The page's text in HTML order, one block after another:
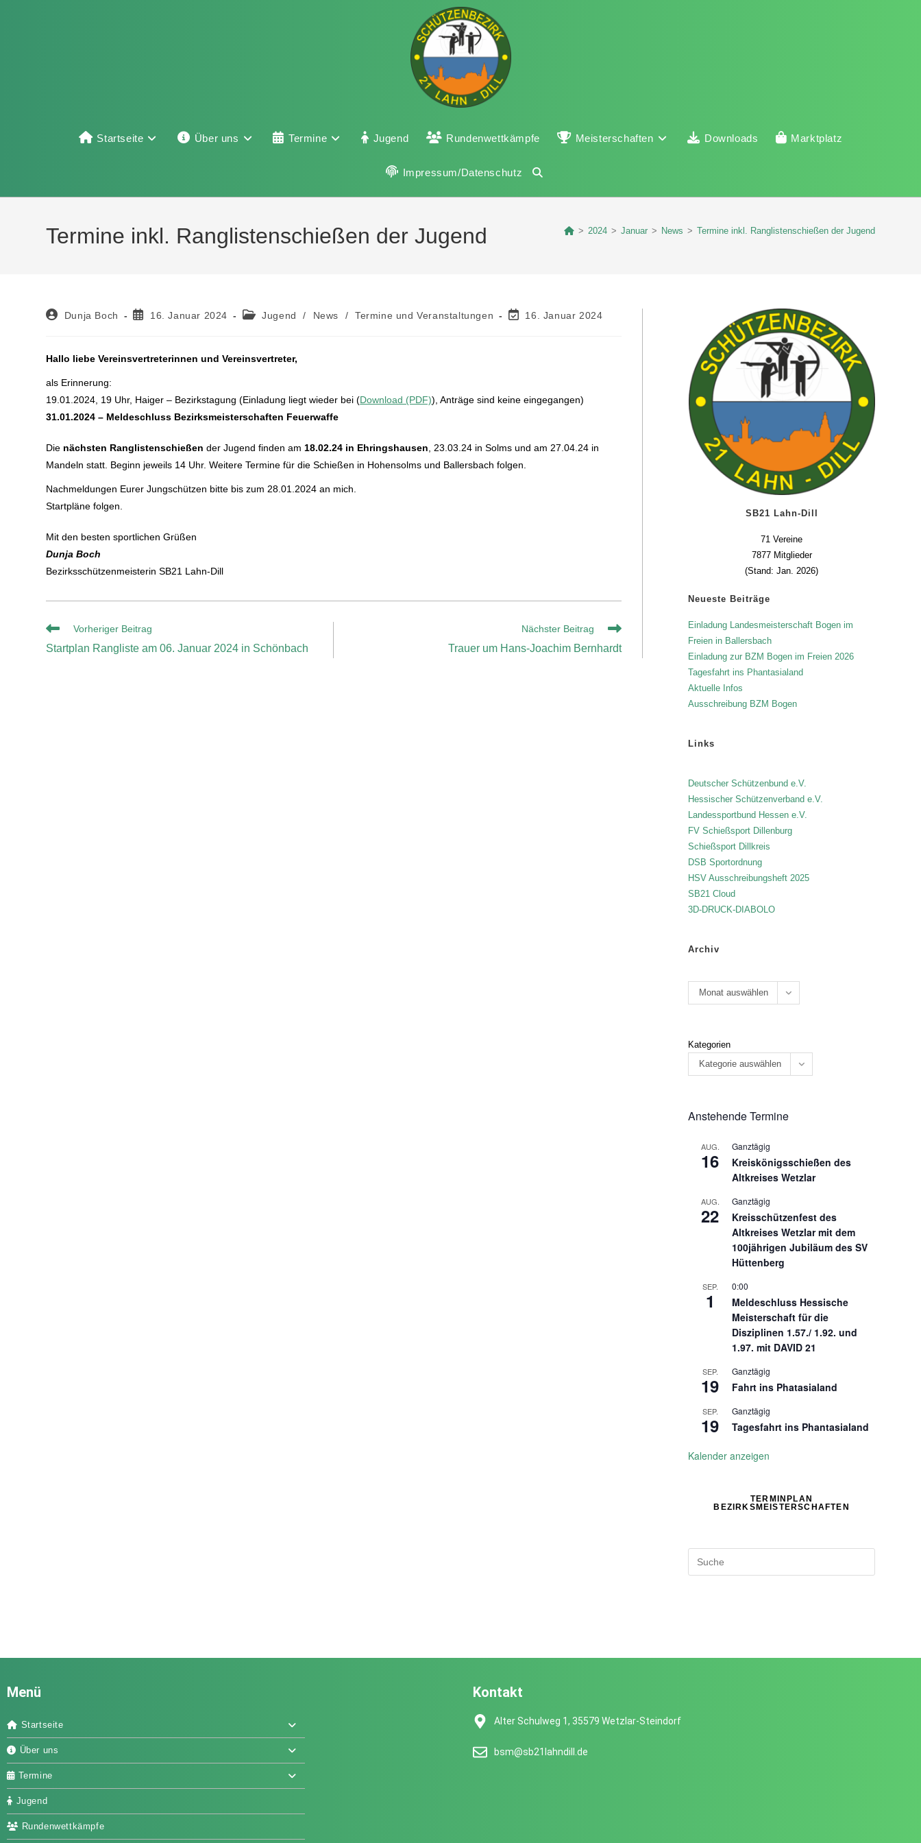
Startseite Über uns Termine Jugend Rundenwettkämpfe Meisterschaften Downloads Marktplatz
Impressum/Datenschutz
Termine inkl. Ranglistenschießen der Jugend > 2024 > Januar > News > Termine inkl. Ranglistenschießen der Jugend
Dunja Boch 16. Januar 2024 Jugend / News / Termine und Veranstaltungen 16. Januar 2024
Hallo liebe Vereinsvertreterinnen und Vereinsvertreter,
als Erinnerung:
19.01.2024, 19 Uhr, Haiger – Bezirkstagung (Einladung liegt wieder bei (Download (PDF)), Anträge sind keine eingegangen)
31.01.2024 – Meldeschluss Bezirksmeisterschaften Feuerwaffe
Die nächsten Ranglistenschießen der Jugend finden am 18.02.24 in Ehringshausen , 23.03.24 in Solms und am 27.04.24 in
Mandeln statt. Beginn jeweils 14 Uhr. Weitere Termine für die Schießen in Hohensolms und Ballersbach folgen.
Nachmeldungen Eurer Jungschützen bitte bis zum 28.01.2024 an mich.
Startpläne folgen.
Mit den besten sportlichen Grüßen
Dunja Boch
Bezirksschützenmeisterin SB21 Lahn-Dill
Vorheriger Beitrag
Startplan Rangliste am 06. Januar 2024 in Schönbach
Nächster Beitrag
Trauer um Hans-Joachim Bernhardt
SB21 Lahn-Dill
71 Vereine
7877 Mitglieder
(Stand: Jan. 2026)
Neueste Beiträge
Einladung Landesmeisterschaft Bogen im
Freien in Ballersbach
Einladung zur BZM Bogen im Freien 2026
Tagesfahrt ins Phantasialand
Aktuelle Infos
Ausschreibung BZM Bogen
Links
Deutscher Schützenbund e.V.
Hessischer Schützenverband e.V.
Landessportbund Hessen e.V.
FV Schießsport Dillenburg
Schießsport Dillkreis
DSB Sportordnung
HSV Ausschreibungsheft 2025
SB21 Cloud
3D-DRUCK-DIABOLO
Archiv
Monat auswählen
Kategorien
Kategorie auswählen
Anstehende Termine
AUG.
16
Ganztägig
Kreiskönigsschießen des
Altkreises Wetzlar
AUG.
22
Ganztägig
Kreisschützenfest des
Altkreises Wetzlar mit dem
100jährigen Jubiläum des SV
Hüttenberg
SEP.
1
0:00
Meldeschluss Hessische
Meisterschaft für die
Disziplinen 1.57./ 1.92. und
1.97. mit DAVID 21
SEP.
19
Ganztägig
Fahrt ins Phatasialand
SEP.
19
Ganztägig
Tagesfahrt ins Phantasialand
Kalender anzeigen
TERMINPLAN
BEZIRKSMEISTERSCHAFTEN
Menü
Startseite
Über uns
Termine
Jugend
Rundenwettkämpfe
Kontakt
Alter Schulweg 1, 35579 Wetzlar-Steindorf
bsm@sb21lahndill.de